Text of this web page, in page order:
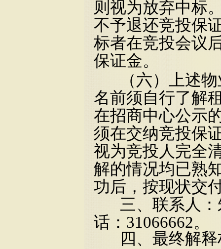
则视为放弃中标
不予退还竞投保
标者在竞投会议
保证金。
（六）上述
名前须自行了解
在招商中心公示
须在交纳竞投保
视为竞投人完全
解的情况均已熟
功后，按现状交
三、联系人
话：31066662。
四、最终解